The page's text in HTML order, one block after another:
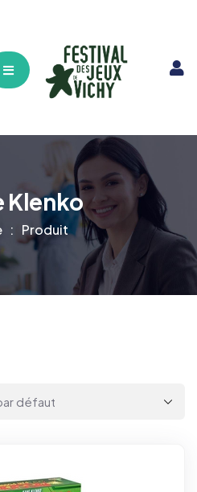
Hamburger Toggle Menu
Klenko
Produit